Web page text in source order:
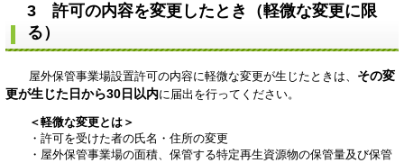
3 許可の内容を変更したとき（軽微な変更に限
る）
屋外保管事業場設置許可の内容に軽微な変更が生じたときは、 その変
更が生じた日から30日以内に届出を行ってください。
＜軽微な変更とは＞
・許可を受けた者の氏名・住所の変更
・屋外保管事業場の面積、保管する特定再生資源物の保管量及び保管